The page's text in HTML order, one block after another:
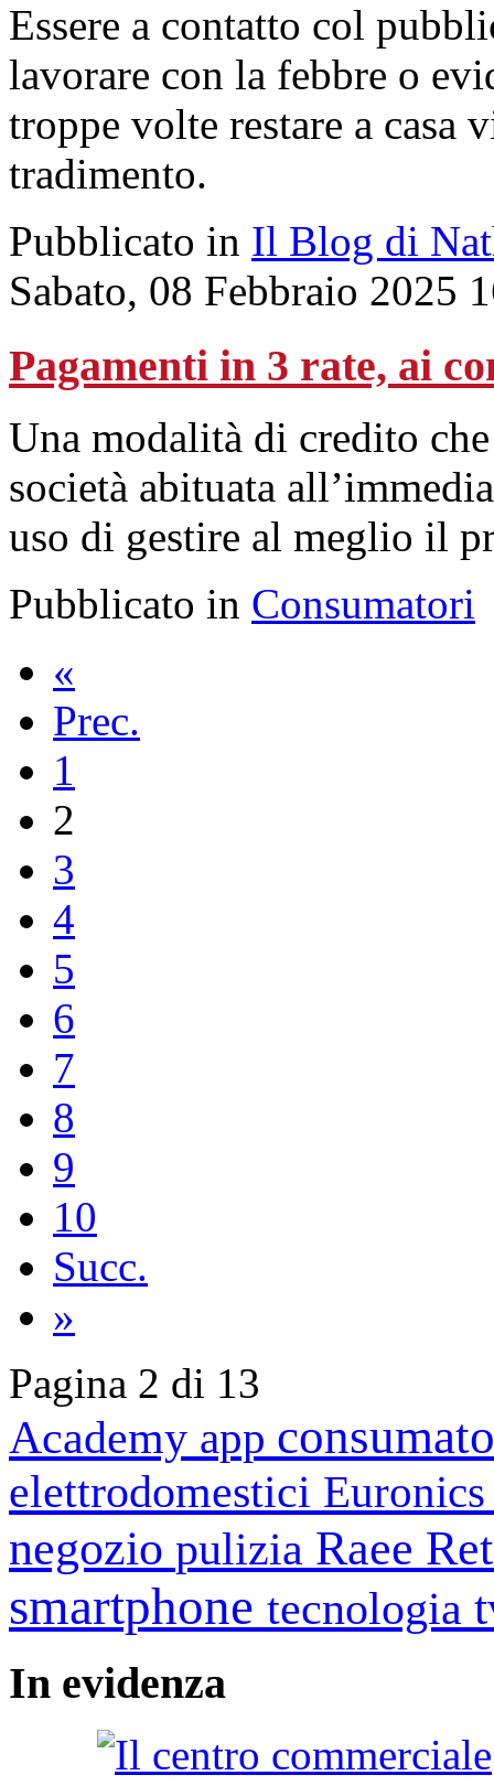
Essere a contatto col
lavorare con la febbre o
troppe volte restare a casa
tradimento.
Pubblicato in Il Blog di
Sabato, 08 Febbraio 2025
Pagamenti in 3 rate, ai
Una modalità di credito
società abituata
uso di gestire al meglio il
Pubblicato in Consumatori
«
Prec.
1
2
3
4
5
6
7
8
9
10
Succ.
»
Pagina 2 di 13
Academy app
elettrodomestici
negozio pulizia Raee
smartphone tecnologia
In evidenza